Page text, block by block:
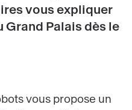
vous expliquer
Grand Palais dès le
vous propose un